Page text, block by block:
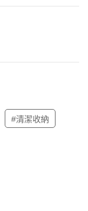
#清潔收納